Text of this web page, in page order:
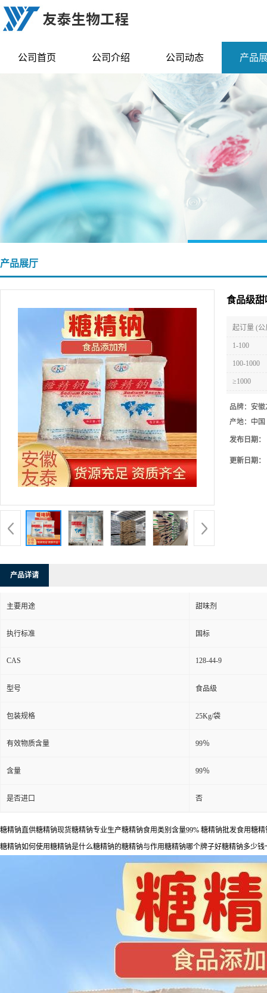
公司首页 公司介绍 公司动态 产品
产品展厅
食品级甜
起订量 (公
1-100
100-1000
≥1000
品牌： 安徽
产地： 中国
发布日期：
更新日期：
产品详请
主要用途 甜味剂
执行标准 国标
CAS 128-44-9
型号 食品级
包装规格 25Kg/袋
有效物质含量 99％
含量 99％
是否进口 否
糖精钠直供糖精钠现货糖精钠专业生产糖精钠食用类别含量99% 糖精钠批发食用糖
糖精钠如何使用糖精钠是什么糖精钠的糖精钠与作用糖精钠哪个牌子好糖精钠多少